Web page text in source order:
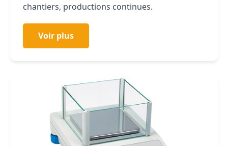
chantiers, productions continues.
Voir plus